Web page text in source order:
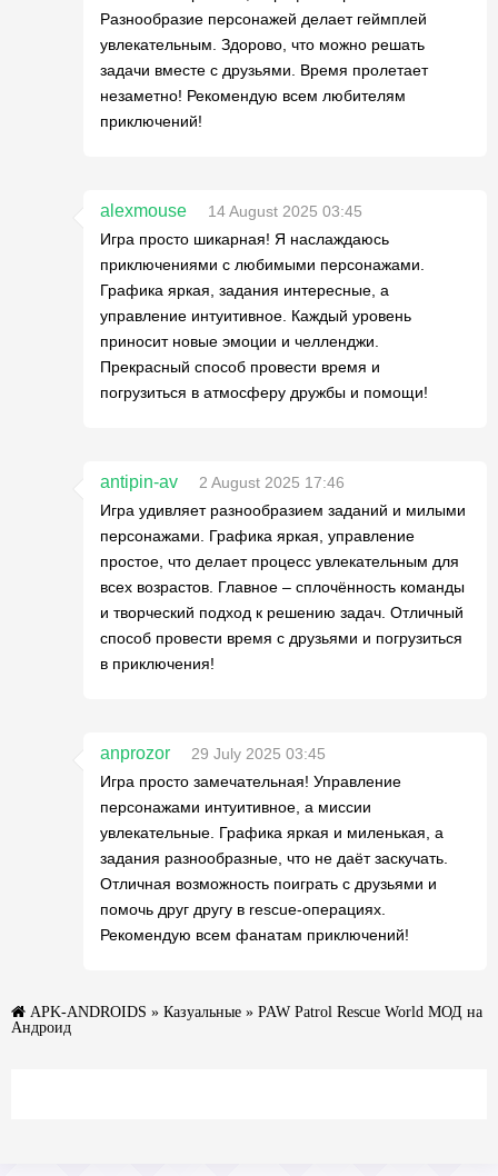
Разнообразие персонажей делает геймплей
увлекательным. Здорово, что можно решать
задачи вместе с друзьями. Время пролетает
незаметно! Рекомендую всем любителям
приключений!
alexmouse
14 August 2025 03:45
Игра просто шикарная! Я наслаждаюсь
приключениями с любимыми персонажами.
Графика яркая, задания интересные, а
управление интуитивное. Каждый уровень
приносит новые эмоции и челленджи.
Прекрасный способ провести время и
погрузиться в атмосферу дружбы и помощи!
antipin-av
2 August 2025 17:46
Игра удивляет разнообразием заданий и милыми
персонажами. Графика яркая, управление
простое, что делает процесс увлекательным для
всех возрастов. Главное – сплочённость команды
и творческий подход к решению задач. Отличный
способ провести время с друзьями и погрузиться
в приключения!
anprozor
29 July 2025 03:45
Игра просто замечательная! Управление
персонажами интуитивное, а миссии
увлекательные. Графика яркая и миленькая, а
задания разнообразные, что не даёт заскучать.
Отличная возможность поиграть с друзьями и
помочь друг другу в rescue-операциях.
Рекомендую всем фанатам приключений!
APK-ANDROIDS » Казуальные » PAW Patrol Rescue World МОД на
Андроид